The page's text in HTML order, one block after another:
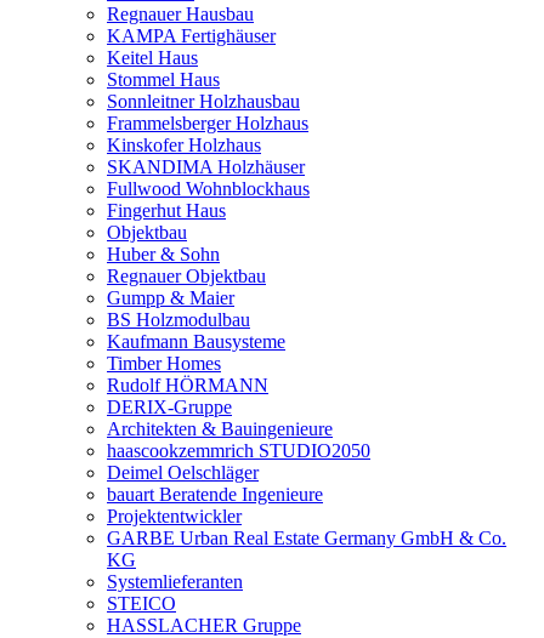
Regnauer Hausbau
KAMPA Fertighäuser
Keitel Haus
Stommel Haus
Sonnleitner Holzhausbau
Frammelsberger Holzhaus
Kinskofer Holzhaus
SKANDIMA Holzhäuser
Fullwood Wohnblockhaus
Fingerhut Haus
Objektbau
Huber & Sohn
Regnauer Objektbau
Gumpp & Maier
BS Holzmodulbau
Kaufmann Bausysteme
Timber Homes
Rudolf HÖRMANN
DERIX-Gruppe
Architekten & Bauingenieure
haascookzemmrich STUDIO2050
Deimel Oelschläger
bauart Beratende Ingenieure
Projektentwickler
GARBE Urban Real Estate Germany GmbH & Co.
KG
Systemlieferanten
STEICO
HASSLACHER Gruppe